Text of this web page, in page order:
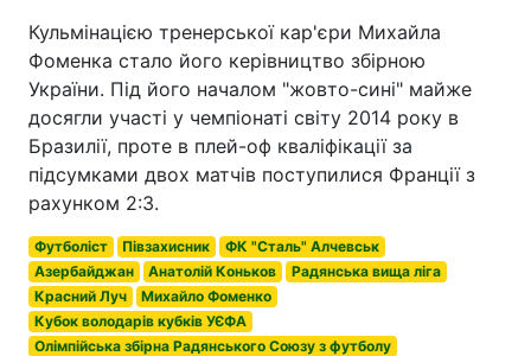
Кульмінацією тренерської кар'єри Михайла
Фоменка стало його керівництво збірною
України. Під його началом "жовто-сині" майже
досягли участі у чемпіонаті світу 2014 року в
Бразилії, проте в плей-оф кваліфікації за
підсумками двох матчів поступилися Франції з
рахунком 2:3.
Футболіст Півзахисник
ФК "Сталь" Алчевськ
Азербайджан
Анатолій Коньков
Радянська вища ліга
Красний Луч
Михайло Фоменко
Кубок володарів кубків УЄФА
Олімпійська збірна Радянського Союзу з футболу